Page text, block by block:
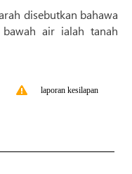
disebutkan bahawa
air ialah tanah
laporan kesilapan